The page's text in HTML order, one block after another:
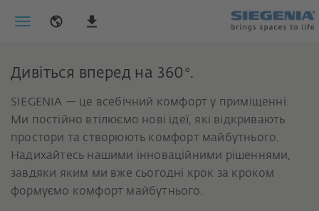
Дивіться вперед на 360°.
SIEGENIA — це всебічний комфорт у приміщенні.
Ми постійно втілюємо нові ідеї, які відкривають
простори та створюють комфорт майбутнього.
Надихайтесь нашими інноваційними рішеннями,
завдяки яким ми вже сьогодні крок за кроком
формуємо комфорт майбутнього.